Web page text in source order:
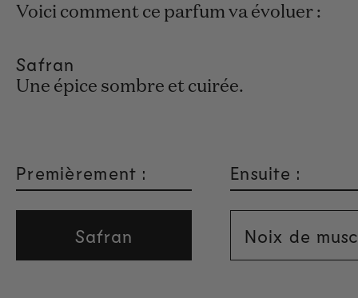
Voici comment ce parfum va évoluer :
Safran
Une épice sombre et cuirée.
Premièrement :
Safran
Ensuite :
Noix de